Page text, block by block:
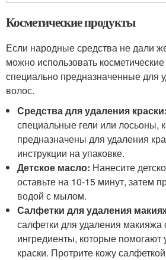
Косметические продукты
Если народные средства не дали
можно использовать
специально предназначенные для
волос.
Средства для удаления краски:
специальные гели или лосьоны,
предназначены для удаления
инструкции на упаковке.
Детское масло: Нанесите
оставьте на 10-15 минут, затем
водой с мылом.
Салфетки для удаления
салфетки для удаления макияжа
ингредиенты, которые помогают
краски. Протрите кожу